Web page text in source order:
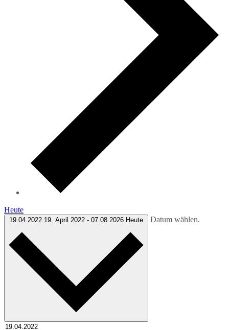
Heute
19.04.2022 19. April 2022 - 07.08.2026 Heute Datum wählen.